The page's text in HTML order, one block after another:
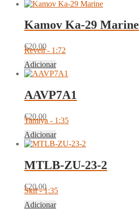
Kamov Ka-29 Marine
€20.00
Revell - 1:72
Adicionar
AAVP7A1
€20.00
Tamiya - 1:35
Adicionar
MTLB-ZU-23-2
€20.00
Skif - 1:35
Adicionar